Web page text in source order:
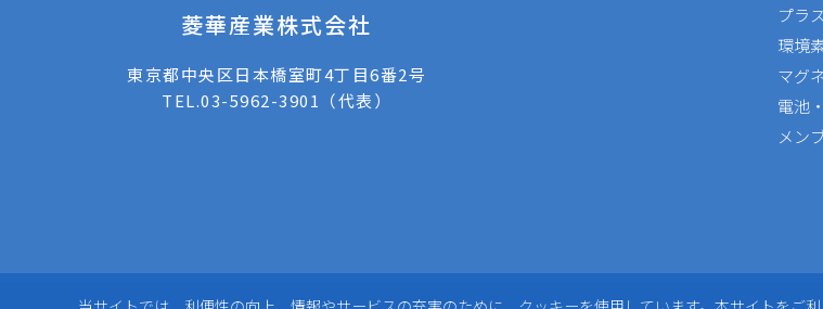
菱華産業株式会社
東京都中央区日本橋室町4丁目6番2号
TEL.03-5962-3901 （代表）
プラ
環境
マグ
電池
メン